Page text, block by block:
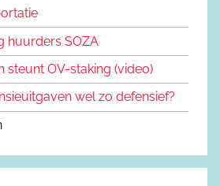
huurders SOZA
steunt OV-staking (video)
wel zo defensief?